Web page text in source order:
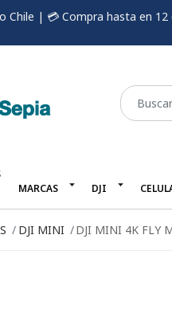
Chile | 💳 Compra hasta en
MARCAS DJI
DJI MINI DJI MINI 4K FLY